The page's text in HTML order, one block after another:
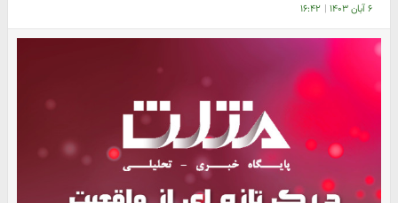
۶ آبان ۱۴۰۳ | ۱۶:۴۲